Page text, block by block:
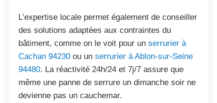
L’expertise locale permet également de conseiller
des solutions adaptées aux contraintes du
bâtiment, comme on le voit pour un serrurier à
Cachan 94230 ou un serrurier à Ablon-sur-Seine
94480. La réactivité 24h/24 et 7j/7 assure que
même une panne de serrure un dimanche soir ne
devienne pas un cauchemar.